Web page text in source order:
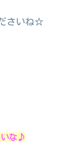
さいね☆
いな♪